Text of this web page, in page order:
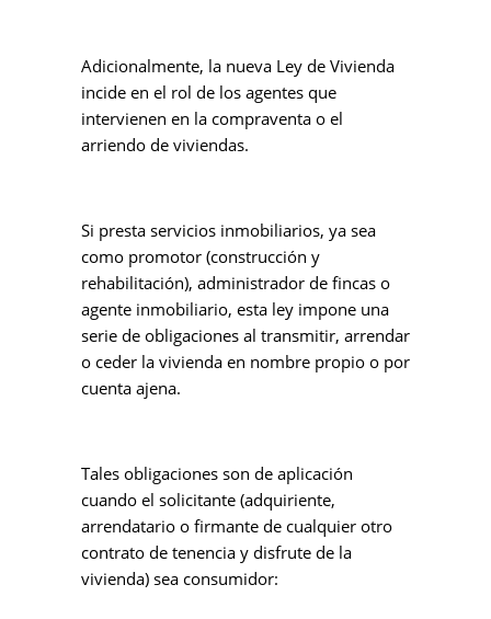
Adicionalmente, la nueva Ley de Vivienda
incide en el rol de los agentes que
intervienen en la compraventa o el
arriendo de viviendas.
Si presta servicios inmobiliarios, ya sea
como promotor (construcción y
rehabilitación), administrador de fincas o
agente inmobiliario, esta ley impone una
serie de obligaciones al transmitir, arrendar
o ceder la vivienda en nombre propio o por
cuenta ajena.
Tales obligaciones son de aplicación
cuando el solicitante (adquiriente,
arrendatario o firmante de cualquier otro
contrato de tenencia y disfrute de la
vivienda) sea consumidor: